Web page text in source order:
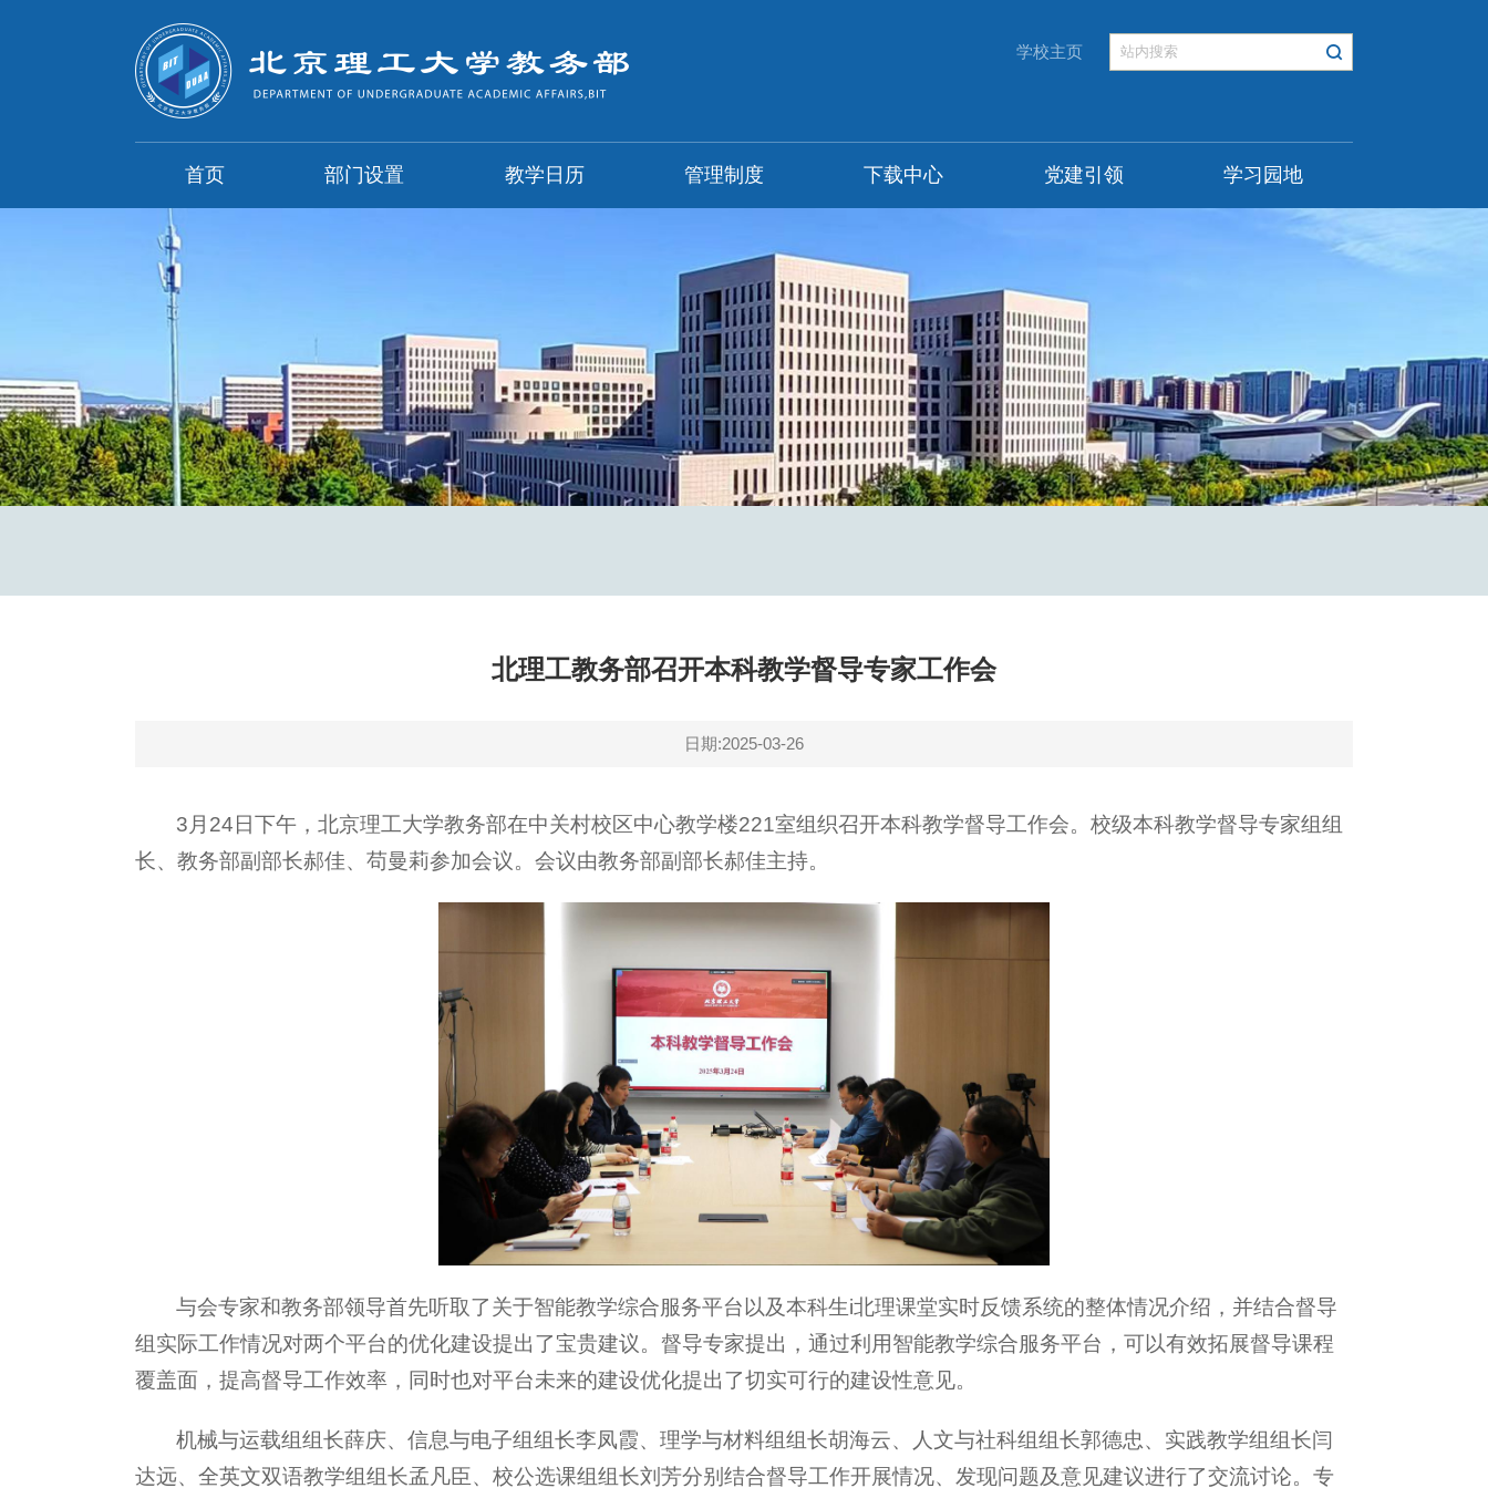
学校主页
首页 部门设置 教学日历 管理制度 下载中心 党建引领 学习园地
北理工教务部召开本科教学督导专家工作会
日期:2025-03-26
3月24日下午，北京理工大学教务部在中关村校区中心教学楼221室组织召开本科教学督导工作会。校级本科教学督导专家组组
长、教务部副部长郝佳、苟曼莉参加会议。会议由教务部副部长郝佳主持。
与会专家和教务部领导首先听取了关于智能教学综合服务平台以及本科生i北理课堂实时反馈系统的整体情况介绍，并结合督导
组实际工作情况对两个平台的优化建设提出了宝贵建议。督导专家提出，通过利用智能教学综合服务平台，可以有效拓展督导课程
覆盖面，提高督导工作效率，同时也对平台未来的建设优化提出了切实可行的建设性意见。
机械与运载组组长薛庆、信息与电子组组长李凤霞、理学与材料组组长胡海云、人文与社科组组长郭德忠、实践教学组组长闫
达远、全英文双语教学组组长孟凡臣、校公选课组组长刘芳分别结合督导工作开展情况、发现问题及意见建议进行了交流讨论。专